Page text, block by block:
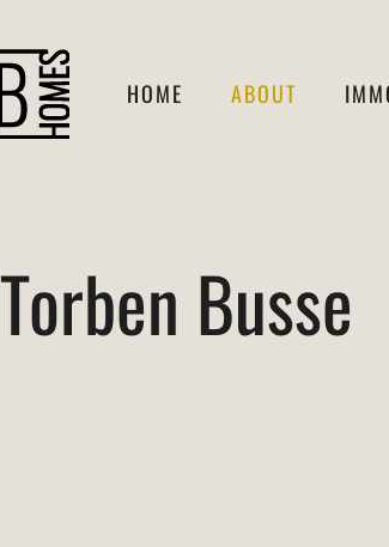
HOME ABOUT
Torben Busse